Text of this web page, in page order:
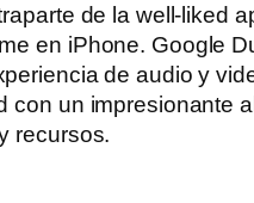
de la well-liked
en iPhone. Google
de audio y
con un impresionante
recursos.